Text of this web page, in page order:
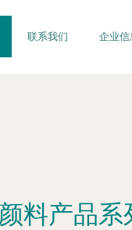
联系我们 企业信
料产品系